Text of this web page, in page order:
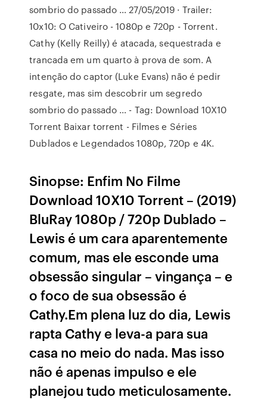
sombrio do passado … 27/05/2019 · Trailer:
10x10: O Cativeiro - 1080p e 720p - Torrent.
Cathy (Kelly Reilly) é atacada, sequestrada e
trancada em um quarto à prova de som. A
intenção do captor (Luke Evans) não é pedir
resgate, mas sim descobrir um segredo
sombrio do passado … - Tag: Download 10X10
Torrent Baixar torrent - Filmes e Séries
Dublados e Legendados 1080p, 720p e 4K.
Sinopse: Enfim No Filme
Download 10X10 Torrent – (2019)
BluRay 1080p / 720p Dublado –
Lewis é um cara aparentemente
comum, mas ele esconde uma
obsessão singular – vingança – e
o foco de sua obsessão é
Cathy.Em plena luz do dia, Lewis
rapta Cathy e leva-a para sua
casa no meio do nada. Mas isso
não é apenas impulso e ele
planejou tudo meticulosamente.